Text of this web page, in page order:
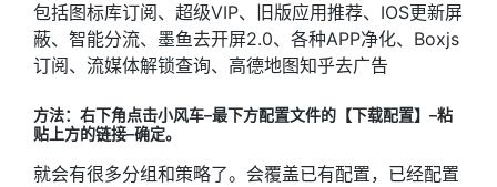
包括图标库订阅、超级VIP、旧版应用推荐、IOS更新屏
蔽、智能分流、墨鱼去开屏2.0、各种APP净化、Boxjs
订阅、流媒体解锁查询、高德地图知乎去广告
方法：右下角点击小风车–最下方配置文件的【下载配置】–粘
贴上方的链接–确定。
就会有很多分组和策略了。会覆盖已有配置，已经配置